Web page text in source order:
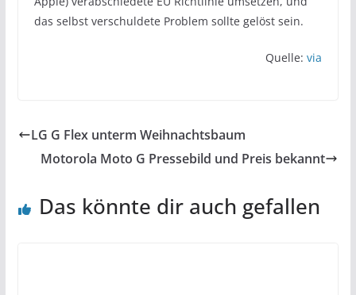
das selbst verschuldete Problem sollte gelöst sein.
Quelle:via
LG G Flex unterm Weihnachtsbaum
Motorola Moto G Pressebild und Preis bekannt
Das könnte dir auch gefallen